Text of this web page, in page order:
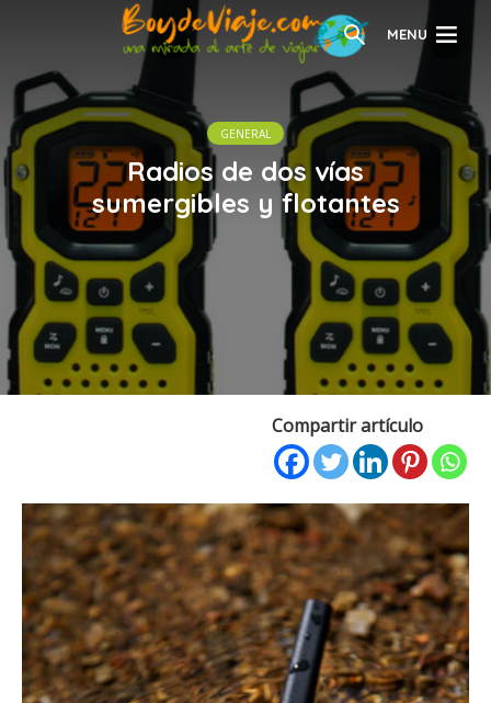
MENU
GENERAL
Radios de dos vías
sumergibles y flotantes
Compartir artículo